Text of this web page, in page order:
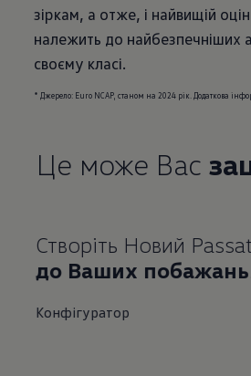
зіркам, а отже, і найвищій
належить до найбезпечніших
* Джерело: Euro NCAP, станом на 2024 рік. Додаткова
Це може Вас
Створіть Новий Passat
до Ваших побажань
Конфігуратор